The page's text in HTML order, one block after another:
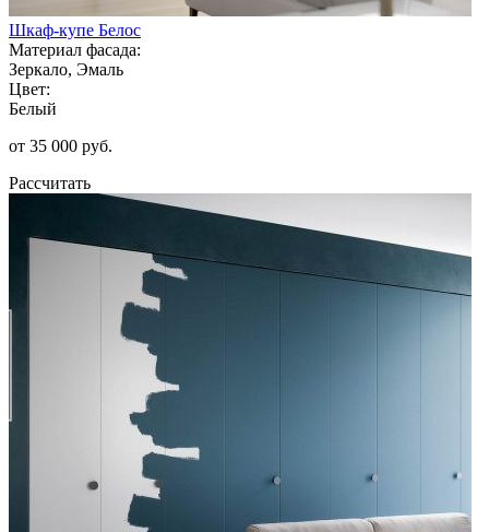
Шкаф-купе Белос
Материал фасада:
Зеркало, Эмаль
Цвет:
Белый
от 35 000 руб.
Рассчитать